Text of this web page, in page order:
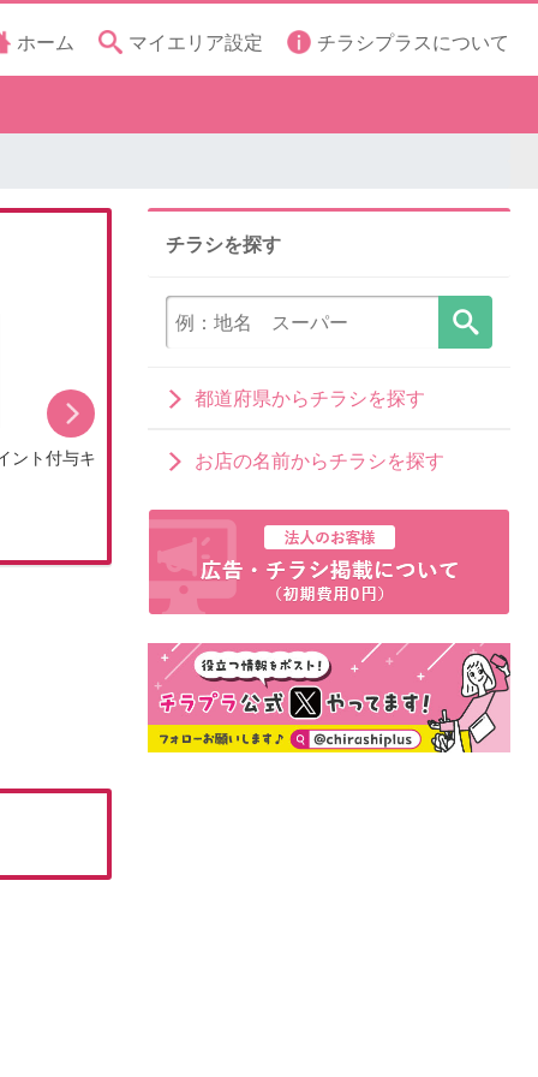
ホーム マイエリア設定 チラシプラスについて
ント付与キ
8月のDCMブランドイチオシ商品
チラシを探す
都道府県からチラシを探す
お店の名前からチラシを探す